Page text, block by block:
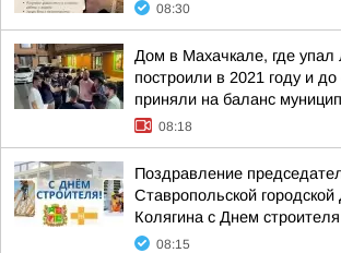
08:30
Дом в Махачкале, где
построили в 2021 году и до
приняли на баланс
08:18
Поздравление
Ставропольской
Колягина с Днем строителя
08:15